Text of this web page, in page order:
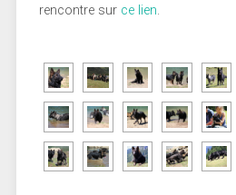
rencontre sur ce lien.